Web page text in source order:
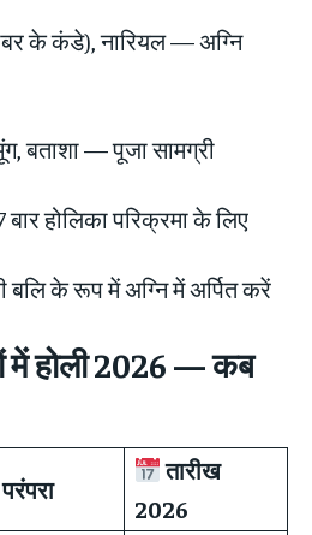
के कंडे), नारियल — अग्नि
बताशा — पूजा सामग्री
होलिका परिक्रमा के लिए
बलि के रूप में अग्नि में अर्पित करें
में होली 2026 — कब
परंपरा
तारीख
2026